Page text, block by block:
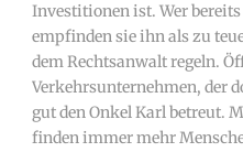
Investitionen ist. Wer
empfinden sie ihn als zu
dem Rechtsanwalt regeln.
Verkehrsunternehmen, der
gut den Onkel Karl betreut.
finden immer mehr